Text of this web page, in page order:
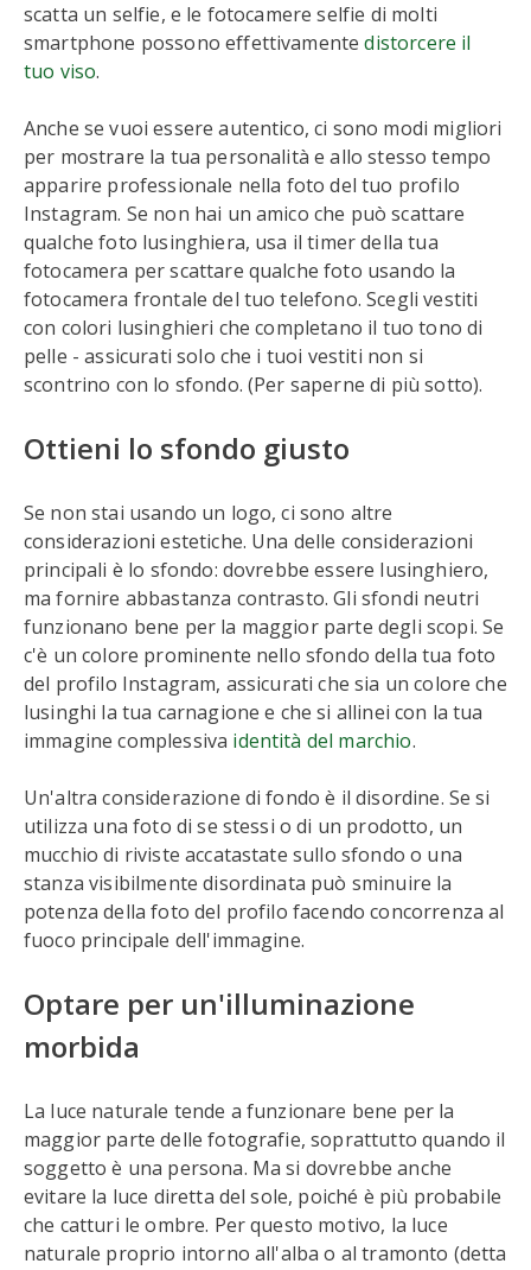
scatta un selfie, e le fotocamere selfie di molti
smartphone possono effettivamentedistorcere il
tuo viso.
Anche se vuoi essere autentico, ci sono modi migliori
per mostrare la tua personalità e allo stesso tempo
apparire professionale nella foto del tuo profilo
Instagram. Se non hai un amico che può scattare
qualche foto lusinghiera, usa il timer della tua
fotocamera per scattare qualche foto usando la
fotocamera frontale del tuo telefono. Scegli vestiti
con colori lusinghieri che completano il tuo tono di
pelle - assicurati solo che i tuoi vestiti non si
scontrino con lo sfondo. (Per saperne di più sotto).
Ottieni lo sfondo giusto
Se non stai usando un logo, ci sono altre
considerazioni estetiche. Una delle considerazioni
principali è lo sfondo: dovrebbe essere lusinghiero,
ma fornire abbastanza contrasto. Gli sfondi neutri
funzionano bene per la maggior parte degli scopi. Se
c'è un colore prominente nello sfondo della tua foto
del profilo Instagram, assicurati che sia un colore che
lusinghi la tua carnagione e che si allinei con la tua
immagine complessiva identità del marchio.
Un'altra considerazione di fondo è il disordine. Se si
utilizza una foto di se stessi o di un prodotto, un
mucchio di riviste accatastate sullo sfondo o una
stanza visibilmente disordinata può sminuire la
potenza della foto del profilo facendo concorrenza al
fuoco principale dell'immagine.
Optare per un'illuminazione
morbida
La luce naturale tende a funzionare bene per la
maggior parte delle fotografie, soprattutto quando il
soggetto è una persona. Ma si dovrebbe anche
evitare la luce diretta del sole, poiché è più probabile
che catturi le ombre. Per questo motivo, la luce
naturale proprio intorno all'alba o al tramonto (detta